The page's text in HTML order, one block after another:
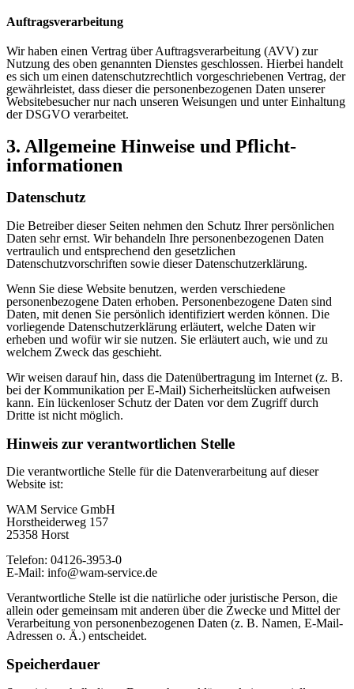
Auftragsverarbeitung
Wir haben einen Vertrag über Auftragsverarbeitung (AVV) zur
Nutzung des oben genannten Dienstes geschlossen. Hierbei handelt
es sich um einen datenschutzrechtlich vorgeschriebenen Vertrag, der
gewährleistet, dass dieser die personenbezogenen Daten unserer
Websitebesucher nur nach unseren Weisungen und unter Einhaltung
der DSGVO verarbeitet.
3. Allgemeine Hinweise und Pflicht­
informationen
Datenschutz
Die Betreiber dieser Seiten nehmen den Schutz Ihrer persönlichen
Daten sehr ernst. Wir behandeln Ihre personenbezogenen Daten
vertraulich und entsprechend den gesetzlichen
Datenschutzvorschriften sowie dieser Datenschutzerklärung.
Wenn Sie diese Website benutzen, werden verschiedene
personenbezogene Daten erhoben. Personenbezogene Daten sind
Daten, mit denen Sie persönlich identifiziert werden können. Die
vorliegende Datenschutzerklärung erläutert, welche Daten wir
erheben und wofür wir sie nutzen. Sie erläutert auch, wie und zu
welchem Zweck das geschieht.
Wir weisen darauf hin, dass die Datenübertragung im Internet (z. B.
bei der Kommunikation per E-Mail) Sicherheitslücken aufweisen
kann. Ein lückenloser Schutz der Daten vor dem Zugriff durch
Dritte ist nicht möglich.
Hinweis zur verantwortlichen Stelle
Die verantwortliche Stelle für die Datenverarbeitung auf dieser
Website ist:
WAM Service GmbH
Horstheiderweg 157
25358 Horst
Telefon: 04126-3953-0
E-Mail: info@wam-service.de
Verantwortliche Stelle ist die natürliche oder juristische Person, die
allein oder gemeinsam mit anderen über die Zwecke und Mittel der
Verarbeitung von personenbezogenen Daten (z. B. Namen, E-Mail-
Adressen o. Ä.) entscheidet.
Speicherdauer